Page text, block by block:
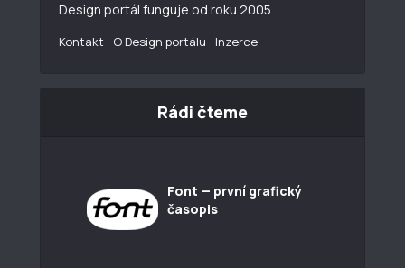
Design portál funguje od roku 2005.
Kontakt O Design portálu Inzerce
Rádi čteme
Font — první grafický
časopis